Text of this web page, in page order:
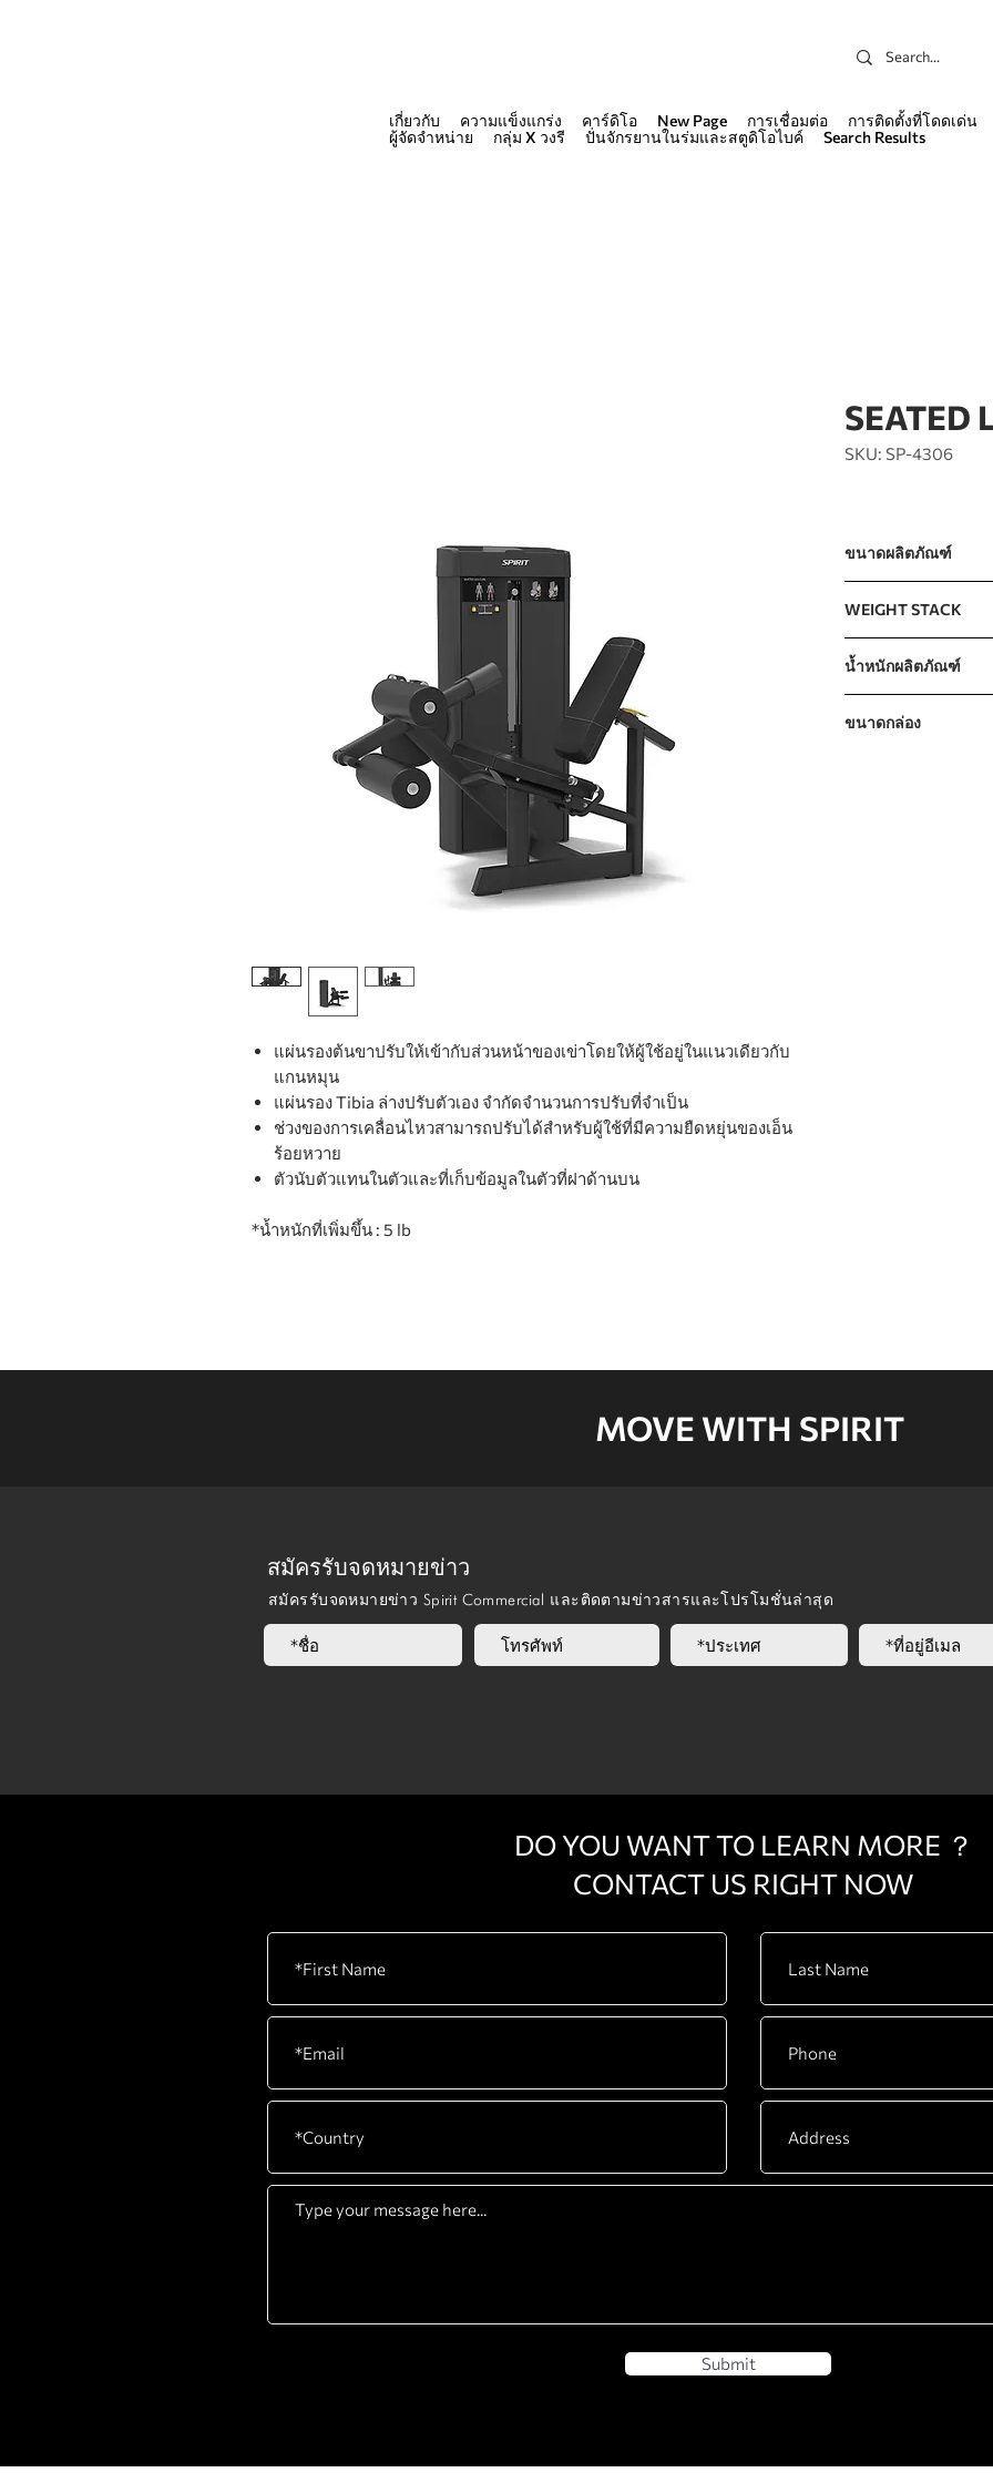
เกี่ยวกับ ความแข็งแกร่ง คาร์ดิโอ New Page การเชื่อมต่อ
การติดตั้งที่โดดเด่น
ผู้จัดจำหน่าย
กลุ่ม X วงรี ปั่นจักรยานในร่มและสตูดิโอไบค์ Search Results
แผ่นรองต้นขาปรับให้เข้ากับส่วนหน้าของเข่าโดยให้ผู้ใช้อยู่ในแนวเดียวกับ
แกนหมุน
แผ่นรอง Tibia ล่างปรับตัวเอง จำกัดจำนวนการปรับที่จำเป็น
ช่วงของการเคลื่อนไหวสามารถปรับได้สำหรับผู้ใช้ที่มีความยืดหยุ่นของเอ็น
ร้อยหวาย
ตัวนับตัวแทนในตัวและที่เก็บข้อมูลในตัวที่ฝาด้านบน
*น้ำหนักที่เพิ่มขึ้น : 5 lb
SEATED
SKU: SP-4306
ขนาดผลิตภัณฑ์
WEIGHT STACK
109kg / 240lb
The incremental
น้ำหนักผลิตภัณฑ์
ขนาดกล่อง
MOVE WITH SPIRIT
สมัครรับจดหมายข่าว
สมัครรับจดหมายข่าว Spirit Commercial และติดตามข่าวสารและโปรโมชั่นล่าสุด
DO YOU WANT TO LEARN MORE ？
CONTACT US RIGHT NOW
Submit